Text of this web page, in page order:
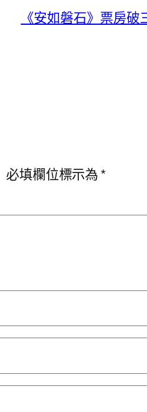
《安如磐石》票房
必填欄位標示為*